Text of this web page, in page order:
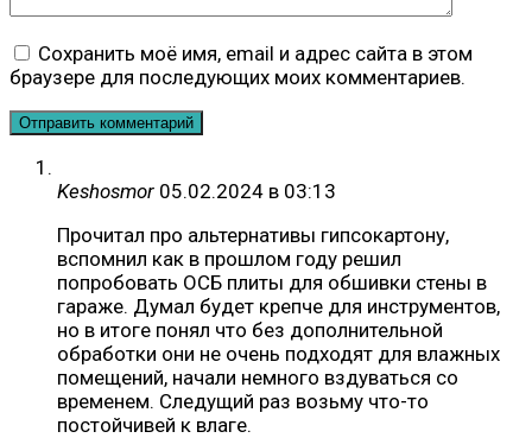
Сохранить моё имя, email и адрес сайта в этом
браузере для последующих моих комментариев.
Keshosmor 05.02.2024 в 03:13
Прочитал про альтернативы гипсокартону,
вспомнил как в прошлом году решил
попробовать ОСБ плиты для обшивки стены в
гараже. Думал будет крепче для инструментов,
но в итоге понял что без дополнительной
обработки они не очень подходят для влажных
помещений, начали немного вздуваться со
временем. Следущий раз возьму что-то
постойчивей к влаге.